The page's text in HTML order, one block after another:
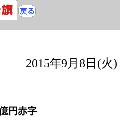
2015年9月8日(火)
円赤字